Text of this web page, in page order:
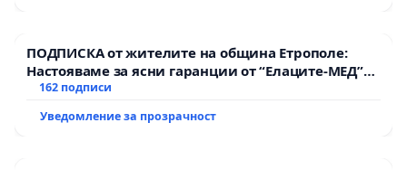
ПОДПИСКА от жителите на община Етрополе:
Настояваме за ясни гаранции от “Елаците-МЕД”
АД и от държавата, че ще се изпълнят всички
162 подписи
Уведомление за прозрачност